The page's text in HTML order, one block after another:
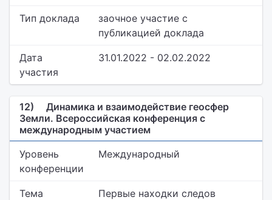
Тип доклада
заочное участие с
публикацией доклада
Дата
участия
31.01.2022 - 02.02.2022
12)
Динамика и взаимодействие геосфер
Земли. Всероссийская конференция с
международным участием
Уровень
конференции
Международный
Тема
Первые находки следов